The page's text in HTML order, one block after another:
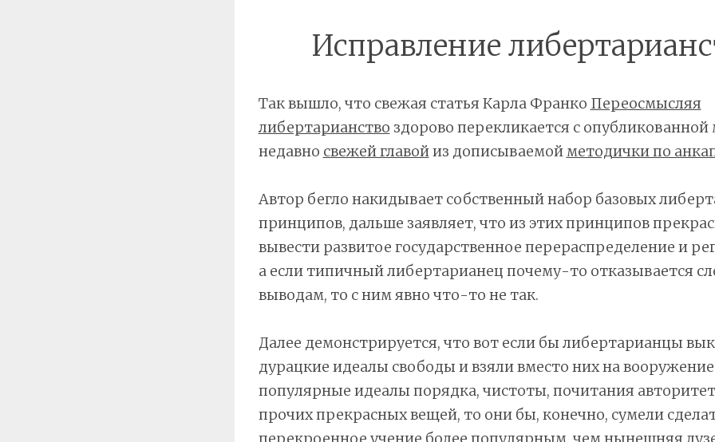
Исправление
Так вышло, что свежая статья Карла Франко Переосмысляя
либертарианство здорово перекликается с
недавно свежей главойиз дописываемойметодички по
Автор бегло накидывает собственный набор базовых
принципов, дальше заявляет, что из этих принципов
вывести развитое государственное перераспределение и
а если типичный либертарианец почему-то отказывается
выводам, то с ним явно что-то не так.
Далее демонстрируется, что вот если бы либертарианцы
дурацкие идеалы свободы и взяли вместо них на вооружение
популярные идеалы порядка, чистоты, почитания
прочих прекрасных вещей, то они бы, конечно, сумели